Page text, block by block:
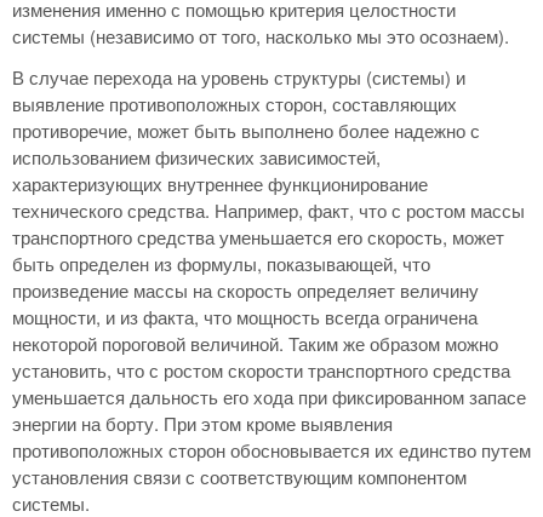
изменения именно с помощью критерия целостности
системы (независимо от того, насколько мы это осознаем).
В случае перехода на уровень структуры (системы) и
выявление противоположных сторон, составляющих
противоречие, может быть выполнено более надежно с
использованием физических зависимостей,
характеризующих внутреннее функционирование
технического средства. Например, факт, что с ростом массы
транспортного средства уменьшается его скорость, может
быть определен из формулы, показывающей, что
произведение массы на скорость определяет величину
мощности, и из факта, что мощность всегда ограничена
некоторой пороговой величиной. Таким же образом можно
установить, что с ростом скорости транспортного средства
уменьшается дальность его хода при фиксированном запасе
энергии на борту. При этом кроме выявления
противоположных сторон обосновывается их единство путем
установления связи с соответствующим компонентом
системы.